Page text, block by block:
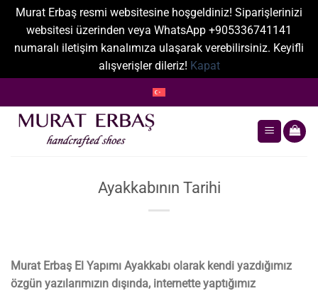
Murat Erbaş resmi websitesine hoşgeldiniz! Siparişlerinizi
websitesi üzerinden veya WhatsApp +905336741141
numaralı iletişim kanalımıza ulaşarak verebilirsiniz. Keyifli
alışverişler dileriz! Kapat
atla
Ayakkabının Tarihi
Murat Erbaş El Yapımı Ayakkabı olarak kendi yazdığımız
özgün yazılarımızın dışında, internette yaptığımız